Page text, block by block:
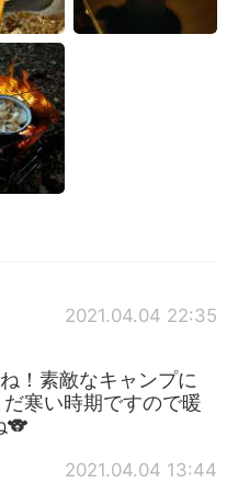
2021.04.04 22:35
！素敵なキャンプに
寒い時期ですので暖
🐨
2021.04.04 13:44